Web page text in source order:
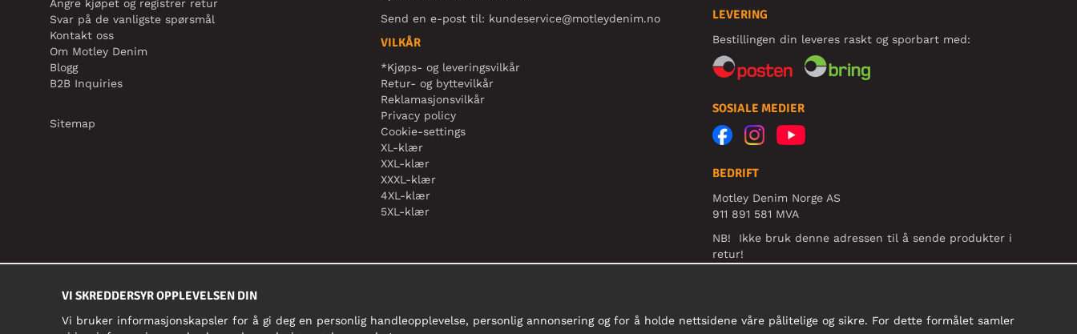
Angre kjøpet og registrer retur
Svar på de vanligste spørsmål
Kontakt oss
Om Motley Denim
Blogg
B2B Inquiries
Sitemap
Send en e-post til: kundeservice@motleydenim.no
VILKÅR
*Kjøps- og leveringsvilkår
Retur- og byttevilkår
Reklamasjonsvilkår
Privacy policy
Cookie-settings
XL-klær
XXL-klær
XXXL-klær
4XL-klær
5XL-klær
LEVERING
Bestillingen din leveres raskt og sporbart med:
SOSIALE MEDIER
BEDRIFT
Motley Denim Norge AS
911 891 581 MVA
NB! Ikke bruk denne adressen til å sende produkter i
retur!
VI SKREDDERSYR OPPLEVELSEN DIN
Vi bruker informasjonskapsler for å gi deg en personlig handleopplevelse, personlig annonsering og for å holde nettsidene våre pålitelige og sikre. For dette formålet samler